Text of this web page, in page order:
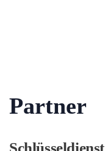
Partner
Schlüsseldienst